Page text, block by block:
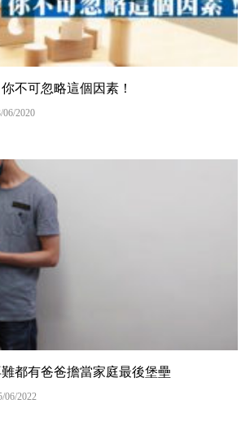
不可忽略這個因素！
06/2020
都有爸爸擔當家庭最後堡壘
06/2022